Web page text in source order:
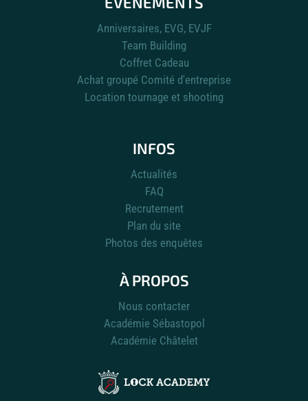
Anniversaires, EVG, EVJF
Team Building
Coffret Cadeau
Achat groupé Comité d'entreprise
Location tournage et shooting
INFOS
Actualités
FAQ
Recrutement
Plan du site
Photos des enquêtes
À PROPOS
Nous contacter
Académie Sébastopol
Académie Châtelet